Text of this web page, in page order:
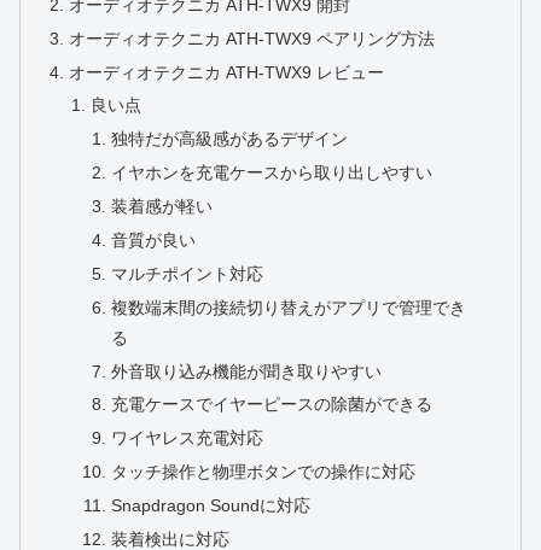
オーディオテクニカ ATH-TWX9 開封
オーディオテクニカ ATH-TWX9 ペアリング方法
オーディオテクニカ ATH-TWX9 レビュー
良い点
独特だが高級感があるデザイン
イヤホンを充電ケースから取り出しやすい
装着感が軽い
音質が良い
マルチポイント対応
複数端末間の接続切り替えがアプリで管理でき
る
外音取り込み機能が聞き取りやすい
充電ケースでイヤーピースの除菌ができる
ワイヤレス充電対応
タッチ操作と物理ボタンでの操作に対応
Snapdragon Soundに対応
装着検出に対応